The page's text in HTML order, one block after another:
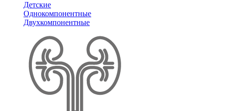
Детские
Однокомпонентные
Двухкомпонентные